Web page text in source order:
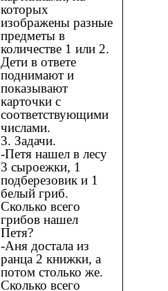
которых
изображены разные
предметы в
количестве 1 или 2.
Дети в ответе
поднимают и
показывают
карточки с
соответствующими
числами.
3. Задачи.
-Петя нашел в лесу
3 сыроежки, 1
подберезовик и 1
белый гриб.
Сколько всего
грибов нашел
Петя?
-Аня достала из
ранца 2 книжки, а
потом столько же.
Сколько всего